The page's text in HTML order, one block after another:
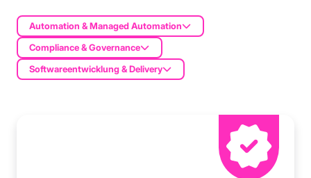
Automation & Managed Automation
Compliance & Governance
Softwareentwicklung & Delivery